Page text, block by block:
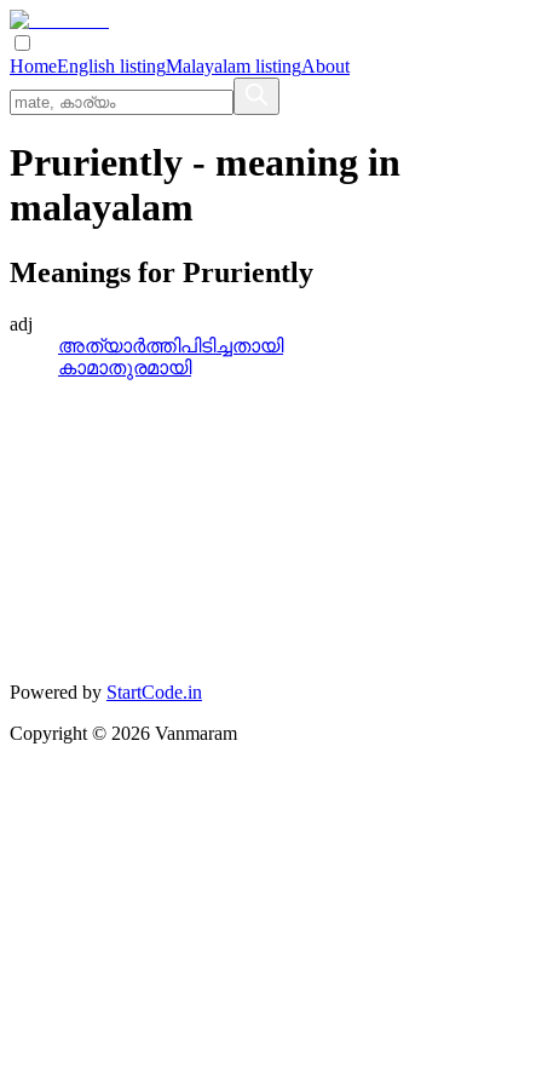
HomeEnglish listingMalayalam listingAbout
Pruriently - meaning in
malayalam
Meanings for Pruriently
adj
അത്യാര്‍ത്തിപിടിച്ചതായി
കാമാതുരമായി
Powered by StartCode.in
Copyright © 2026 Vanmaram